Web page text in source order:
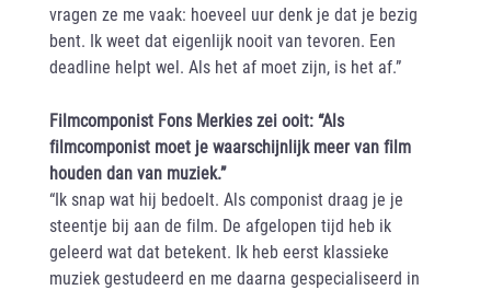
vragen ze me vaak: hoeveel uur denk je dat je bezig
bent. Ik weet dat eigenlijk nooit van tevoren. Een
deadline helpt wel. Als het af moet zijn, is het af.”
Filmcomponist Fons Merkies zei ooit: “Als
filmcomponist moet je waarschijnlijk meer van film
houden dan van muziek.”
“Ik snap wat hij bedoelt. Als componist draag je je
steentje bij aan de film. De afgelopen tijd heb ik
geleerd wat dat betekent. Ik heb eerst klassieke
muziek gestudeerd en me daarna gespecialiseerd in